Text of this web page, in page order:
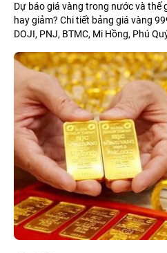
Dự báo giá vàng trong nước và thế
hay giảm? Chi tiết bảng giá vàng
DOJI, PNJ, BTMC, Mi Hồng, Phú